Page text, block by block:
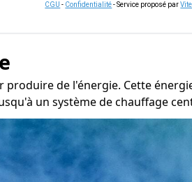
CGU - Confidentialité- Service proposé par
de l'énergie. Cette
un système de chauffage